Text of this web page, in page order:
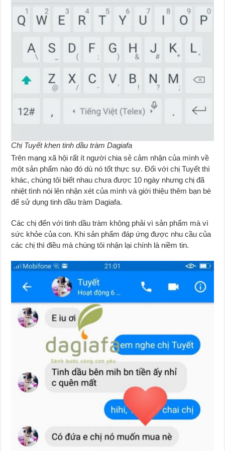
Chị Tuyết khen tinh dầu tràm Dagiafa
Trên mạng xã hội rất ít người chia sẻ cảm nhận của mình về
một sản phẩm nào đó dù nó tốt thực sự. Đối với chị Tuyết thì
khác, chúng tôi biết nhau chưa được 10 ngày nhưng chị đã
nhiệt tình nói lên nhận xét của mình và giới thiệu thêm bạn bè
để sử dụng tinh dầu tràm Dagiafa.
Các chị đến với tinh dầu tràm không phải vì sản phẩm mà vì
sức khỏe của con. Khi sản phẩm đáp ứng được nhu cầu của
các chị thì điều mà chúng tôi nhận lại chính là niềm tin.